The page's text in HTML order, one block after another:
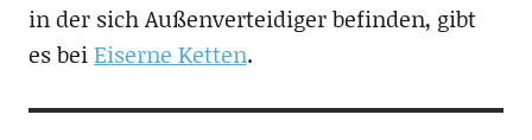
in der sich Außenverteidiger befinden, gibt
es beiEiserne Ketten.